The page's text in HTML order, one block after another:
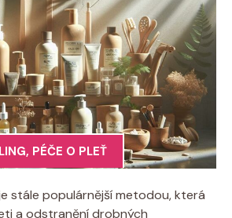
, PÉČE O PLEŤ
stále populárnější metodou, která
a odstranění drobných